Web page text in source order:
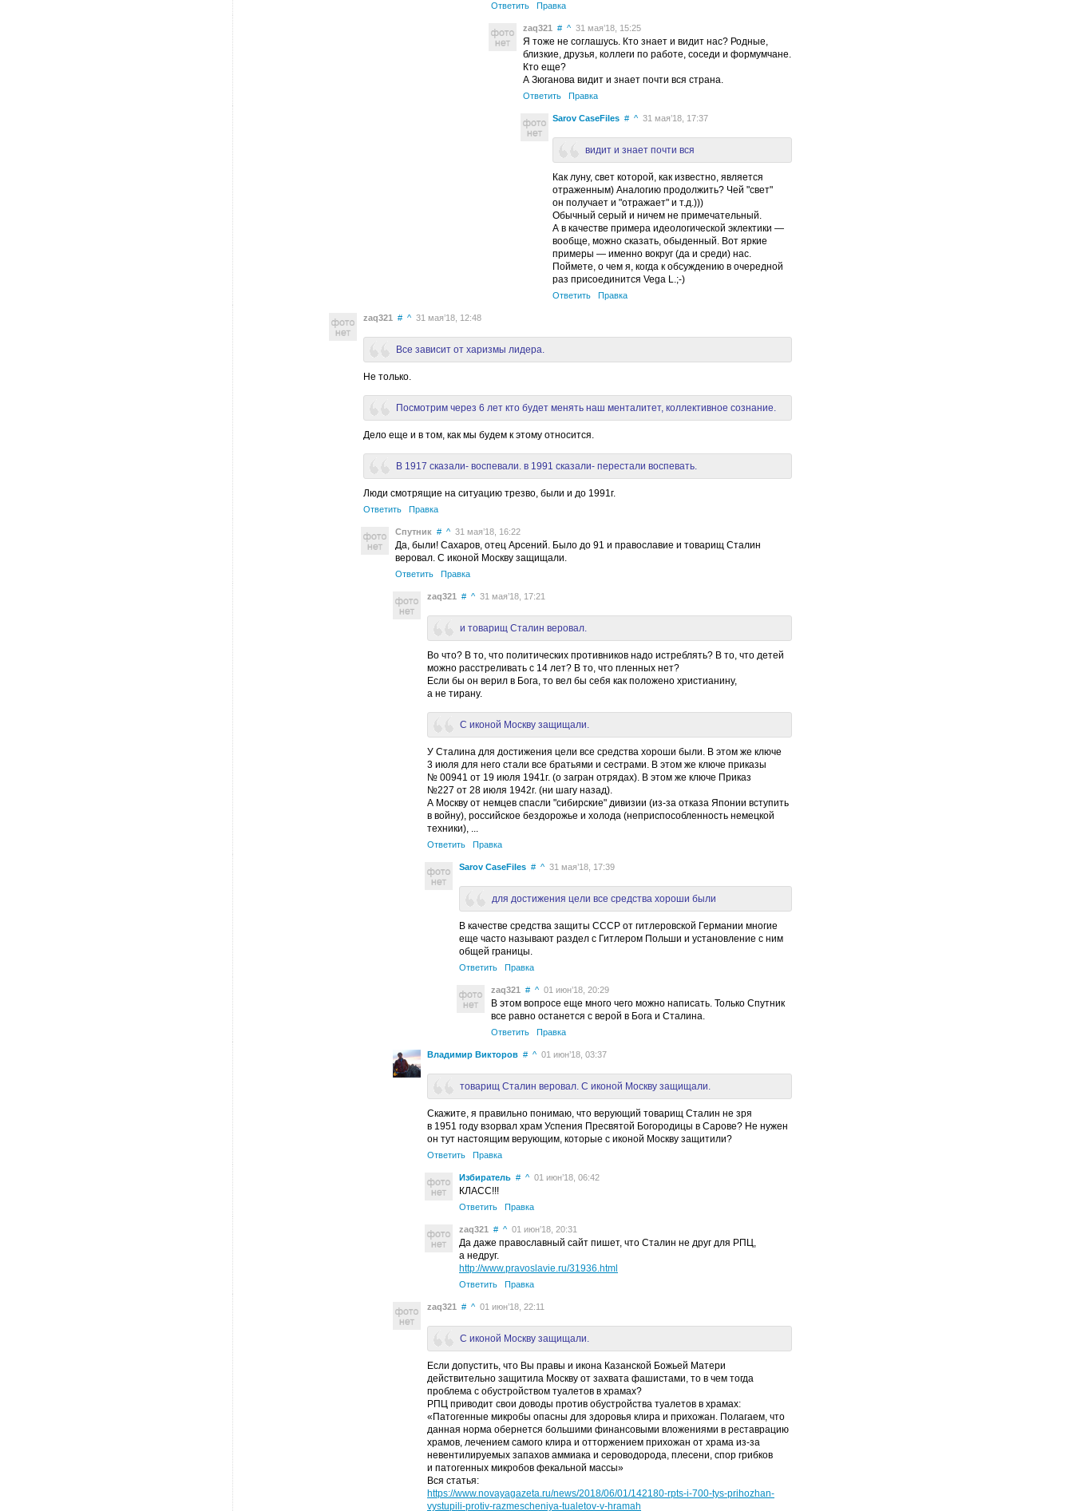
Ответить Правка
zaq321 # ^ 31 мая’18, 15:25
Я тоже не соглашусь. Кто знает и видит нас? Родные,
близкие, друзья, коллеги по работе, соседи и формумчане.
Кто еще?
А Зюганова видит и знает почти вся страна.
Ответить Правка
Sarov CaseFiles # ^ 31 мая’18, 17:37
видит и знает почти вся
Как луну, свет которой, как известно, является
отраженным) Аналогию продолжить? Чей "свет"
он получает и "отражает" и т.д.)))
Обычный серый и ничем не примечательный.
А в качестве примера идеологической эклектики —
вообще, можно сказать, обыденный. Вот яркие
примеры — именно вокруг (да и среди) нас.
Поймете, о чем я, когда к обсуждению в очередной
раз присоединится Vega L.;-)
Ответить Правка
zaq321 # ^ 31 мая’18, 12:48
Все зависит от харизмы лидера.
Не только.
Посмотрим через 6 лет кто будет менять наш менталитет, коллективное сознание.
Дело еще и в том, как мы будем к этому относится.
В 1917 сказали- воспевали. в 1991 сказали- перестали воспевать.
Люди смотрящие на ситуацию трезво, были и до 1991г.
Ответить Правка
Спутник # ^ 31 мая’18, 16:22
Да, были! Сахаров, отец Арсений. Было до 91 и православие и товарищ Сталин
веровал. С иконой Москву защищали.
Ответить Правка
zaq321 # ^ 31 мая’18, 17:21
и товарищ Сталин веровал.
Во что? В то, что политических противников надо истреблять? В то, что детей
можно расстреливать с 14 лет? В то, что пленных нет?
Если бы он верил в Бога, то вел бы себя как положено христианину,
а не тирану.
С иконой Москву защищали.
У Сталина для достижения цели все средства хороши были. В этом же ключе
3 июля для него стали все братьями и сестрами. В этом же ключе приказы
№ 00941 от 19 июля 1941г. (о загран отрядах). В этом же ключе Приказ
№227 от 28 июля 1942г. (ни шагу назад).
А Москву от немцев спасли "сибирские" дивизии (из-за отказа Японии вступить
в войну), российское бездорожье и холода (неприспособленность немецкой
техники), ...
Ответить Правка
Sarov CaseFiles # ^ 31 мая’18, 17:39
для достижения цели все средства хороши были
В качестве средства защиты СССР от гитлеровской Германии многие
еще часто называют раздел с Гитлером Польши и установление с ним
общей границы.
Ответить Правка
zaq321 # ^ 01 июн’18, 20:29
В этом вопросе еще много чего можно написать. Только Спутник
все равно останется с верой в Бога и Сталина.
Ответить Правка
Владимир Викторов # ^ 01 июн’18, 03:37
товарищ Сталин веровал. С иконой Москву защищали.
Скажите, я правильно понимаю, что верующий товарищ Сталин не зря
в 1951 году взорвал храм Успения Пресвятой Богородицы в Сарове? Не нужен
он тут настоящим верующим, которые с иконой Москву защитили?
Ответить Правка
Избиратель # ^ 01 июн’18, 06:42
КЛАСС!!!
Ответить Правка
zaq321 # ^ 01 июн’18, 20:31
Да даже православный сайт пишет, что Сталин не друг для РПЦ,
а недруг.
http://www.pravoslavie.ru/31936.html
Ответить Правка
zaq321 # ^ 01 июн’18, 22:11
С иконой Москву защищали.
Если допустить, что Вы правы и икона Казанской Божьей Матери
действительно защитила Москву от захвата фашистами, то в чем тогда
проблема с обустройством туалетов в храмах?
РПЦ приводит свои доводы против обустройства туалетов в храмах:
«Патогенные микробы опасны для здоровья клира и прихожан. Полагаем, что
данная норма обернется большими финансовыми вложениями в реставрацию
храмов, лечением самого клира и отторжением прихожан от храма из-за
невентилируемых запахов аммиака и сероводорода, плесени, спор грибков
и патогенных микробов фекальной массы»
Вся статья:
https://www.novayagazeta.ru/news/2018/06/01/142180-rpts-i-700-tys-prihozhan-
vystupili-protiv-razmescheniya-tualetov-v-hramah